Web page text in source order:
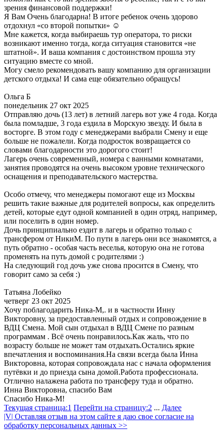
зрения финансовой поддержки!
Я Вам Очень благодарна! В итоге ребенок очень здорово
отдохнул «со второй попытки» ☺️
Мне кажется, когда выбираешь тур оператора, то риски
возникают именно тогда, когда ситуация становится «не
штатной». И ваша компания с достоинством прошла эту
ситуацию вместе со мной.
Могу смело рекомендовать вашу компанию для организации
детского отдыха! И сама еще обязательно обращусь!
Ольга Б
понедельник 27 окт 2025
Отправляю дочь (13 лет) в летний лагерь вот уже 4 года. Когда
была помладше, 3 года ездила в Морскую звезду. И была в
восторге. В этом году с менеджерами выбрали Смену и еще
больше не пожалели. Когда подросток возвращается со
словами благодарности это дорогого стоит!
Лагерь очень современный, номера с ванными комнатами,
занятия проводятся на очень высоком уровне технического
оснащения и преподавательского мастерства.
Особо отмечу, что менеджеры помогают еще из Москвы
решить такие важные для родителей вопросы, как определить
детей, которые едут одной компанией в один отряд, например,
или поселить в один номер.
Дочь принципиально ездит в лагерь и обратно только с
трансфером от НикиМ. По пути в лагерь они все знакомятся, а
путь обратно - особая часть веселья, которую она не готова
променять на путь домой с родителями :)
На следующий год дочь уже снова просится в Смену, что
говорит само за себя :)
Татьяна Лобейко
четверг 23 окт 2025
Хочу поблагодарить Ника-М,. и в частности Инну
Викторовну, за предоставленный отдых и сопровождение в
ВДЦ Смена. Мой сын отдыхал в ВДЦ Смене по разным
программам . Всё очень понравилось.Как жаль, что по
возрасту больше не может там отдыхать.Остались яркие
впечатления и воспоминания.На связи всегда была Инна
Викторовна, которая сопровождала нас с начала оформления
путёвки и до приезда сына домой.Работа профессионала.
Отлично налажена работа по трансферу туда и обратно.
Инна Викторовна, спасибо Вам
Спасибо Ника-М!
Текущая страница:1 Перейти на страницу:2 ... Далее
|V| Оставляя отзыв на этом сайте я даю свое согласие на
обработку персональных данных >>